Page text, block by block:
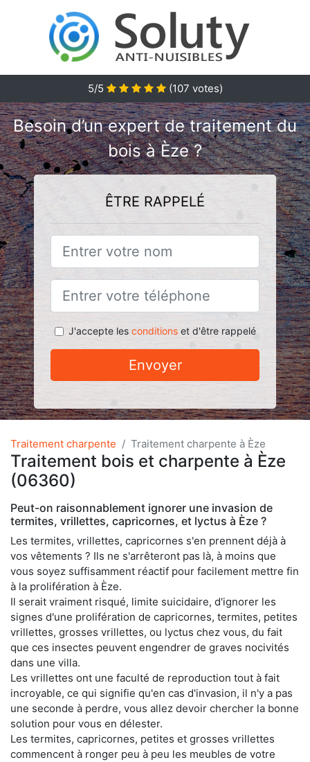
5/5 (107 votes)
Besoin d’un expert de traitement du
bois à Èze ?
ÊTRE RAPPELÉ
J'accepte les conditionset d'être rappelé
Envoyer
Traitement charpente Traitement charpente à Èze
Traitement bois et charpente à Èze
(06360)
Peut-on raisonnablement ignorer une invasion de
termites, vrillettes, capricornes, et lyctus à Èze ?
Les termites, vrillettes, capricornes s'en prennent déjà à
vos vêtements ? Ils ne s'arrêteront pas là, à moins que
vous soyez suffisamment réactif pour facilement mettre fin
à la prolifération à Èze.
Il serait vraiment risqué, limite suicidaire, d'ignorer les
signes d'une prolifération de capricornes, termites, petites
vrillettes, grosses vrillettes, ou lyctus chez vous, du fait
que ces insectes peuvent engendrer de graves nocivités
dans une villa.
Les vrillettes ont une faculté de reproduction tout à fait
incroyable, ce qui signifie qu'en cas d'invasion, il n'y a pas
une seconde à perdre, vous allez devoir chercher la bonne
solution pour vous en délester.
Les termites, capricornes, petites et grosses vrillettes
commencent à ronger peu à peu les meubles de votre